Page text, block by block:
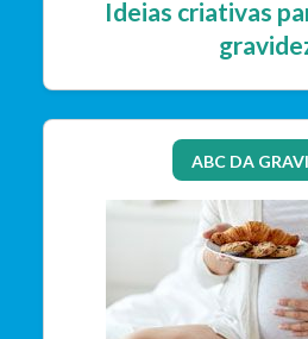
Ideias criativas
ABC DA